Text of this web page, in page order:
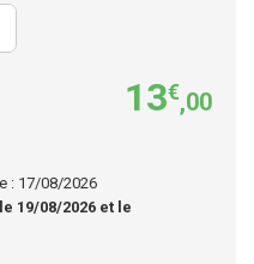
13€,00
: 17/08/2026
19/08/2026 et le